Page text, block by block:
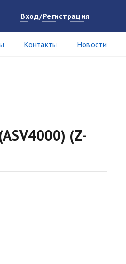
Вход/Регистрация
Контакты Новости
(Z-